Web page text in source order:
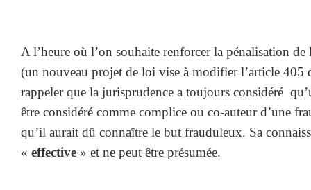
A l’heure où l’on souhaite renforcer la pénalisation
(un nouveau projet de loi vise à modifier l’article 405
rappeler que la jurisprudence a toujours considéré
être considéré comme complice ou co-auteur d’une
qu’il aurait dû connaître le but frauduleux. Sa
« effective » et ne peut être présumée.